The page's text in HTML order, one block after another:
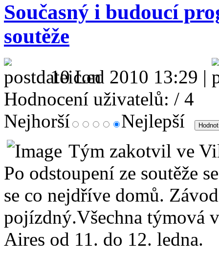
Současný i budoucí
soutěže
10 Led 2010 13:29 |
Hodnocení uživatelů: / 4
Nejhorší
Nejlepší
Tým zakotvil ve
Po odstoupení ze soutěže
se co nejdříve domů.
pojízdný.Všechna týmová
Aires od 11. do 12. ledna.